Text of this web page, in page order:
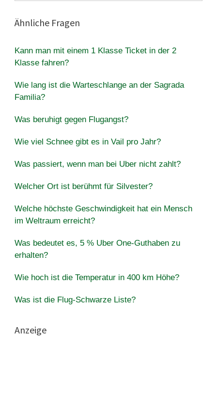
Ähnliche Fragen
Kann man mit einem 1 Klasse Ticket in der 2
Klasse fahren?
Wie lang ist die Warteschlange an der Sagrada
Familia?
Was beruhigt gegen Flugangst?
Wie viel Schnee gibt es in Vail pro Jahr?
Was passiert, wenn man bei Uber nicht zahlt?
Welcher Ort ist berühmt für Silvester?
Welche höchste Geschwindigkeit hat ein Mensch
im Weltraum erreicht?
Was bedeutet es, 5 % Uber One-Guthaben zu
erhalten?
Wie hoch ist die Temperatur in 400 km Höhe?
Was ist die Flug-Schwarze Liste?
Anzeige